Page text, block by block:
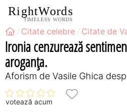
RightWords
TIMELESS WORDS
Citate celebre Citate de
Ironia cenzurează
aroganţa.
Aforism de Vasile Ghica
votează acum